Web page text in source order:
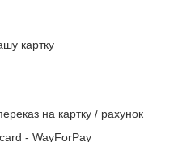
картку
на картку / рахунок
- WayForPay